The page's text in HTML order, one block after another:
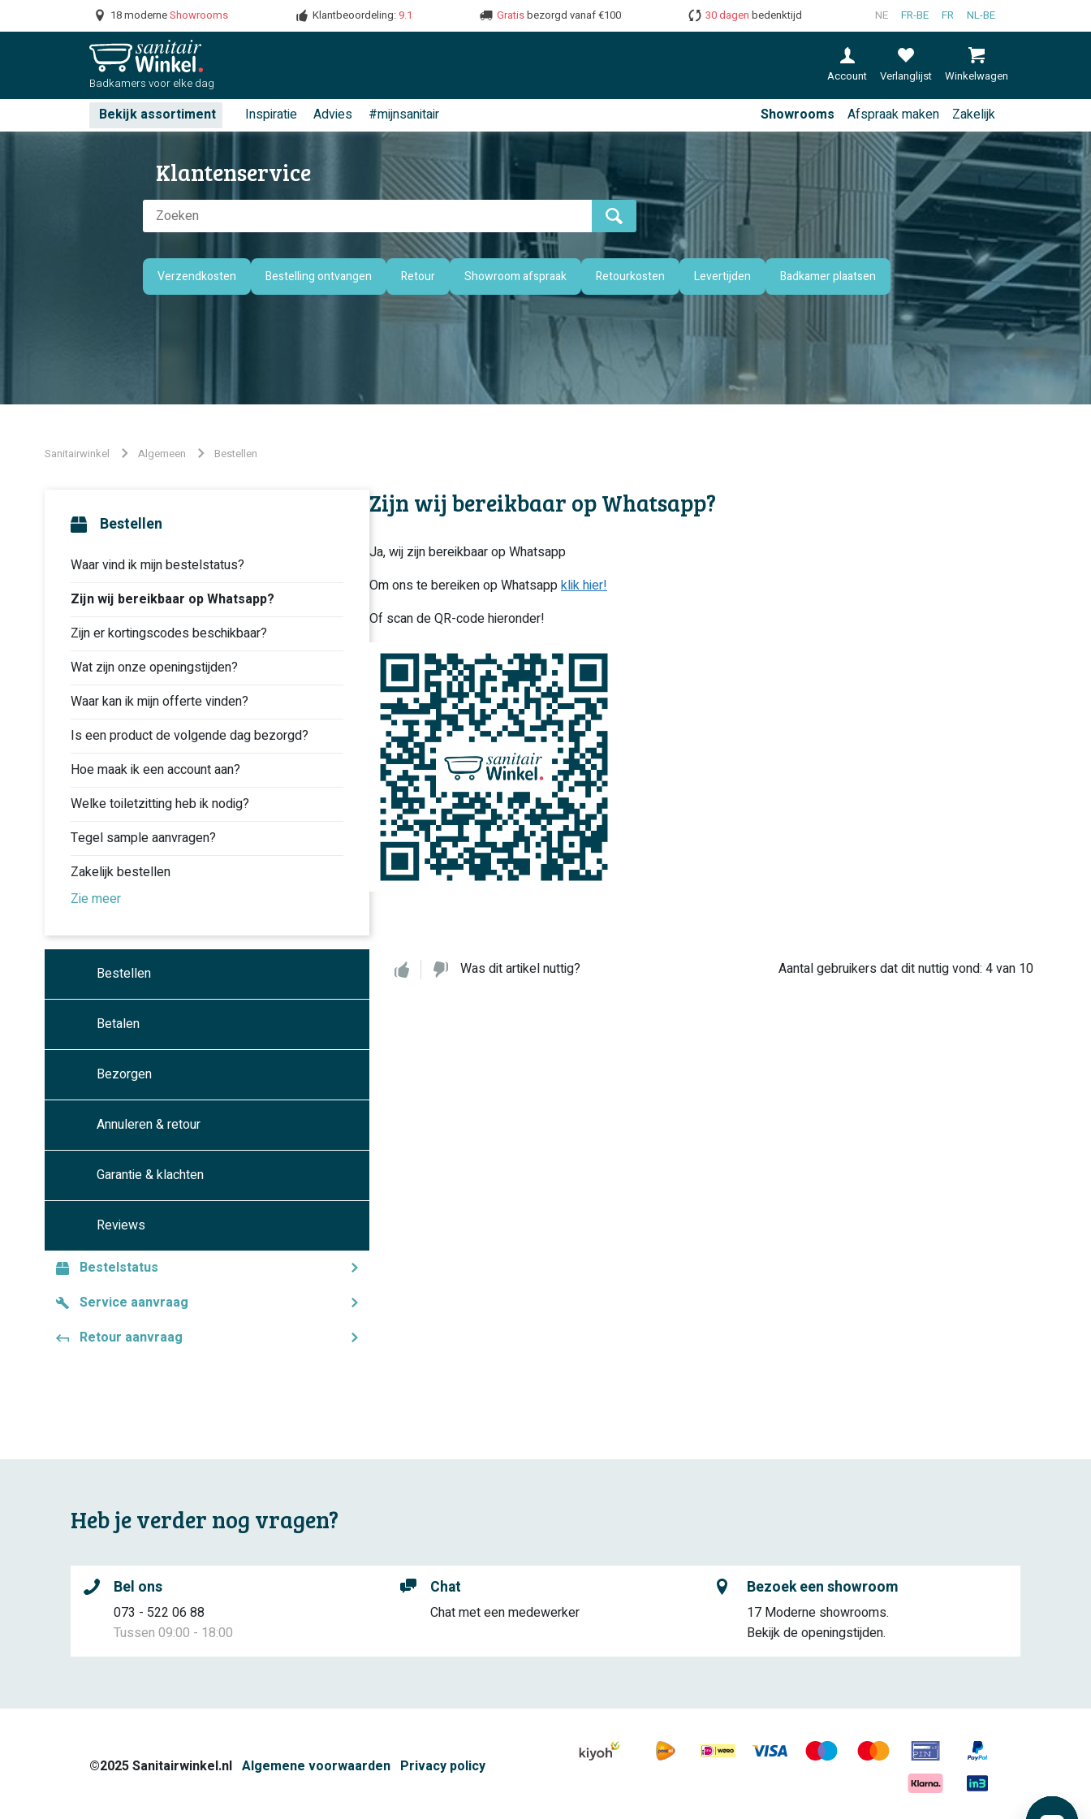
18 moderneShowrooms Klantbeoordeling:9.1 Gratisbezorgd vanaf €100 30 dagen bedenktijd NE FR-BE FR NL-BE
Badkamers voor elke dag Account Verlanglijst Winkelwagen
Bekijk assortiment Inspiratie Advies #mijnsanitair Showrooms Afspraak maken Zakelijk
Klantenservice
Verzendkosten Bestelling ontvangen Retour Showroom afspraak Retourkosten Levertijden Badkamer plaatsen
Sanitairwinkel Algemeen Bestellen
Bestellen
Waar vind ik mijn bestelstatus?
Zijn wij bereikbaar op Whatsapp?
Zijn er kortingscodes beschikbaar?
Wat zijn onze openingstijden?
Waar kan ik mijn offerte vinden?
Is een product de volgende dag bezorgd?
Hoe maak ik een account aan?
Welke toiletzitting heb ik nodig?
Tegel sample aanvragen?
Zakelijk bestellen
Zie meer
Bestellen
Betalen
Bezorgen
Annuleren & retour
Garantie & klachten
Reviews
Bestelstatus
Service aanvraag
Retour aanvraag
Zijn wij bereikbaar op Whatsapp?
Ja, wij zijn bereikbaar op Whatsapp
Om ons te bereiken op Whatsappklik hier!
Of scan de QR-code hieronder!
Was dit artikel nuttig? Aantal gebruikers dat dit nuttig vond: 4 van 10
Heb je verder nog vragen?
Bel ons
073 - 522 06 88
Tussen 09:00 - 18:00
Chat
Chat met een medewerker
Bezoek een showroom
17 Moderne showrooms.
Bekijk de openingstijden.
©2025 Sanitairwinkel.nl Algemene voorwaarden Privacy policy